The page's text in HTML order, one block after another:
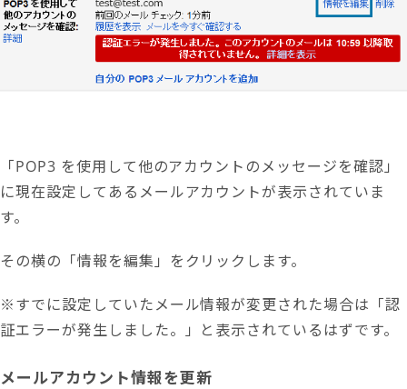
「POP3 を使用して他のアカウントのメッセージを確認」
に現在設定してあるメールアカウントが表示されていま
す。
その横の「情報を編集」をクリックします。
※すでに設定していたメール情報が変更された場合は「認
証エラーが発生しました。」と表示されているはずです。
メールアカウント情報を更新